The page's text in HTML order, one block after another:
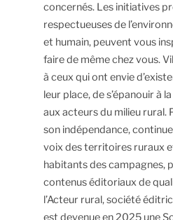
concernés. Les initiatives
respectueuses de
et humain, peuvent vous
faire de même chez vous.
à ceux qui ont envie
leur place, de s’épanouir à
aux acteurs du milieu rural.
son indépendance,
voix des territoires ruraux
habitants des campagnes,
contenus éditoriaux de
l’Acteur rural, société
est devenue en 2025 une